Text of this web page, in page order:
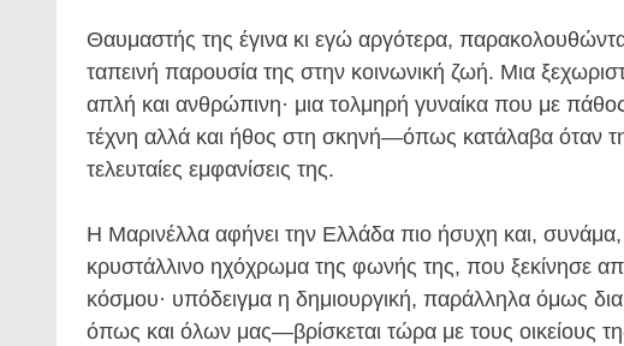
Θαυμαστής της έγινα κι εγώ αργότερα,
ταπεινή παρουσία της στην κοινωνική ζωή. Μια
απλή και ανθρώπινη· μια τολμηρή γυναίκα που με
τέχνη αλλά και ήθος στη σκηνή—όπως κατάλαβα όταν
τελευταίες εμφανίσεις της.
Η Μαρινέλλα αφήνει την Ελλάδα πιο ήσυχη και, συνάμα,
κρυστάλλινο ηχόχρωμα της φωνής της, που ξεκίνησε
κόσμου· υπόδειγμα η δημιουργική, παράλληλα όμως
όπως και όλων μας—βρίσκεται τώρα με τους οικείους